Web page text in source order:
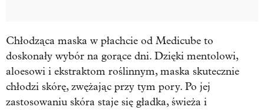
Chłodząca maska w płachcie od Medicube to
doskonały wybór na gorące dni. Dzięki mentolowi,
aloesowi i ekstraktom roślinnym, maska skutecznie
chłodzi skórę, zwężając przy tym pory. Po jej
zastosowaniu skóra staje się gładka, świeża i